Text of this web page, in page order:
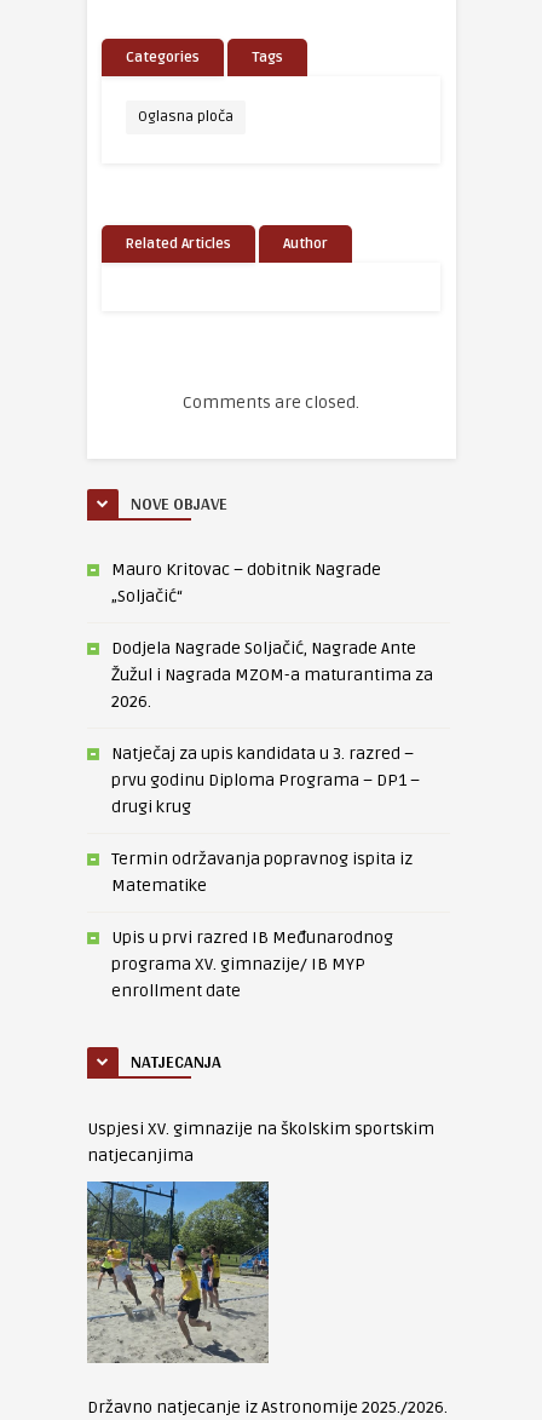
Categories Tags
Oglasna ploča
Related Articles Author
Comments are closed.
NOVE OBJAVE
Mauro Kritovac – dobitnik Nagrade
„Soljačić“
Dodjela Nagrade Soljačić, Nagrade Ante
Žužul i Nagrada MZOM-a maturantima za
2026.
Natječaj za upis kandidata u 3. razred –
prvu godinu Diploma Programa – DP1 –
drugi krug
Termin održavanja popravnog ispita iz
Matematike
Upis u prvi razred IB Međunarodnog
programa XV. gimnazije/ IB MYP
enrollment date
NATJECANJA
Uspjesi XV. gimnazije na školskim sportskim
natjecanjima
Državno natjecanje iz Astronomije 2025./2026.